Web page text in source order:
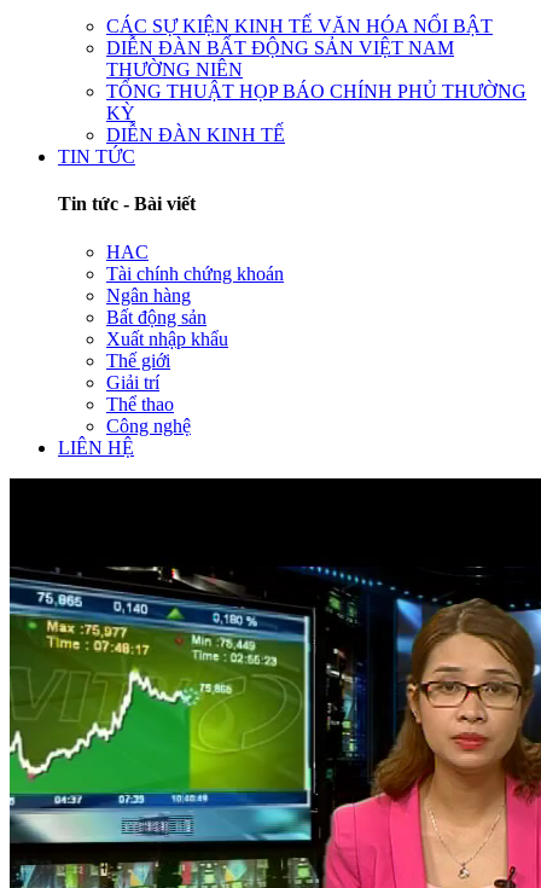
CÁC SỰ KIỆN KINH TẾ VĂN HÓA NỔI BẬT
DIỄN ĐÀN BẤT ĐỘNG SẢN VIỆT NAM
THƯỜNG NIÊN
TỔNG THUẬT HỌP BÁO CHÍNH PHỦ THƯỜNG
KỲ
DIỄN ĐÀN KINH TẾ
TIN TỨC
Tin tức - Bài viết
HAC
Tài chính chứng khoán
Ngân hàng
Bất động sản
Xuất nhập khẩu
Thế giới
Giải trí
Thể thao
Công nghệ
LIÊN HỆ